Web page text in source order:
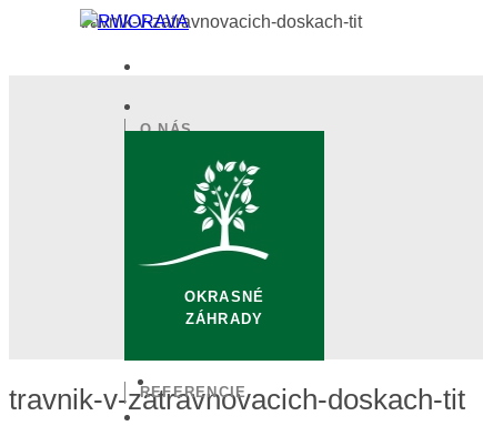
travnik-v-zatravnovacich-doskach-tit
O NÁS
PONUKA TOVAROV
SLUŽBY
REFERENCIE
OKRASNÉ
ZÁHRADY
travnik-v-zatravnovacich-doskach-tit